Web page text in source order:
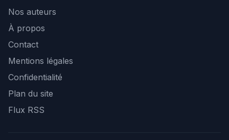
Nos auteurs
À propos
Contact
Mentions légales
Confidentialité
Plan du site
Flux RSS